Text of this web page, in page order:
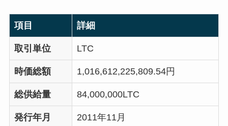
項目 詳細
取引単位 LTC
時価総額 1,016,612,225,809.54円
総供給量 84,000,000LTC
発行年月 2011年11月